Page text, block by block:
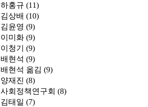
하홍규 (11)
김상배 (10)
김윤영 (9)
이미화 (9)
이청기
(9)
배현석 (9)
배현석 옮김 (9)
양재진 (8)
사회정책연구회 (8)
김태일 (7)